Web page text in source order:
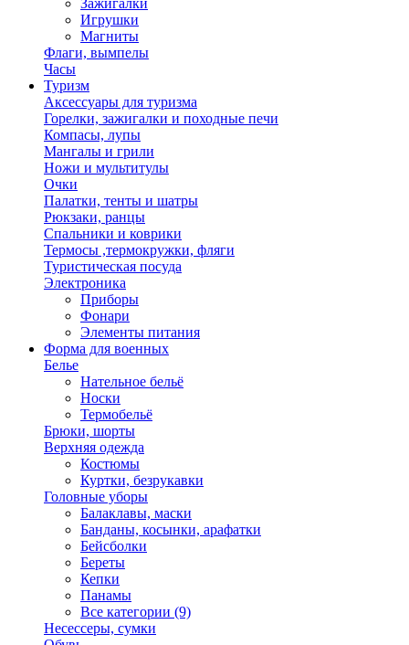
Зажигалки
Игрушки
Магниты
Флаги, вымпелы
Часы
Туризм
Аксессуары для туризма
Горелки, зажигалки и походные печи
Компасы, лупы
Мангалы и грили
Ножи и мультитулы
Очки
Палатки, тенты и шатры
Рюкзаки, ранцы
Спальники и коврики
Термосы ,термокружки, фляги
Туристическая посуда
Электроника
Приборы
Фонари
Элементы питания
Форма для военных
Белье
Нательное бельё
Носки
Термобельё
Брюки, шорты
Верхняя одежда
Костюмы
Куртки, безрукавки
Головные уборы
Балаклавы, маски
Банданы, косынки, арафатки
Бейсболки
Береты
Кепки
Панамы
Все категории (9)
Несессеры, сумки